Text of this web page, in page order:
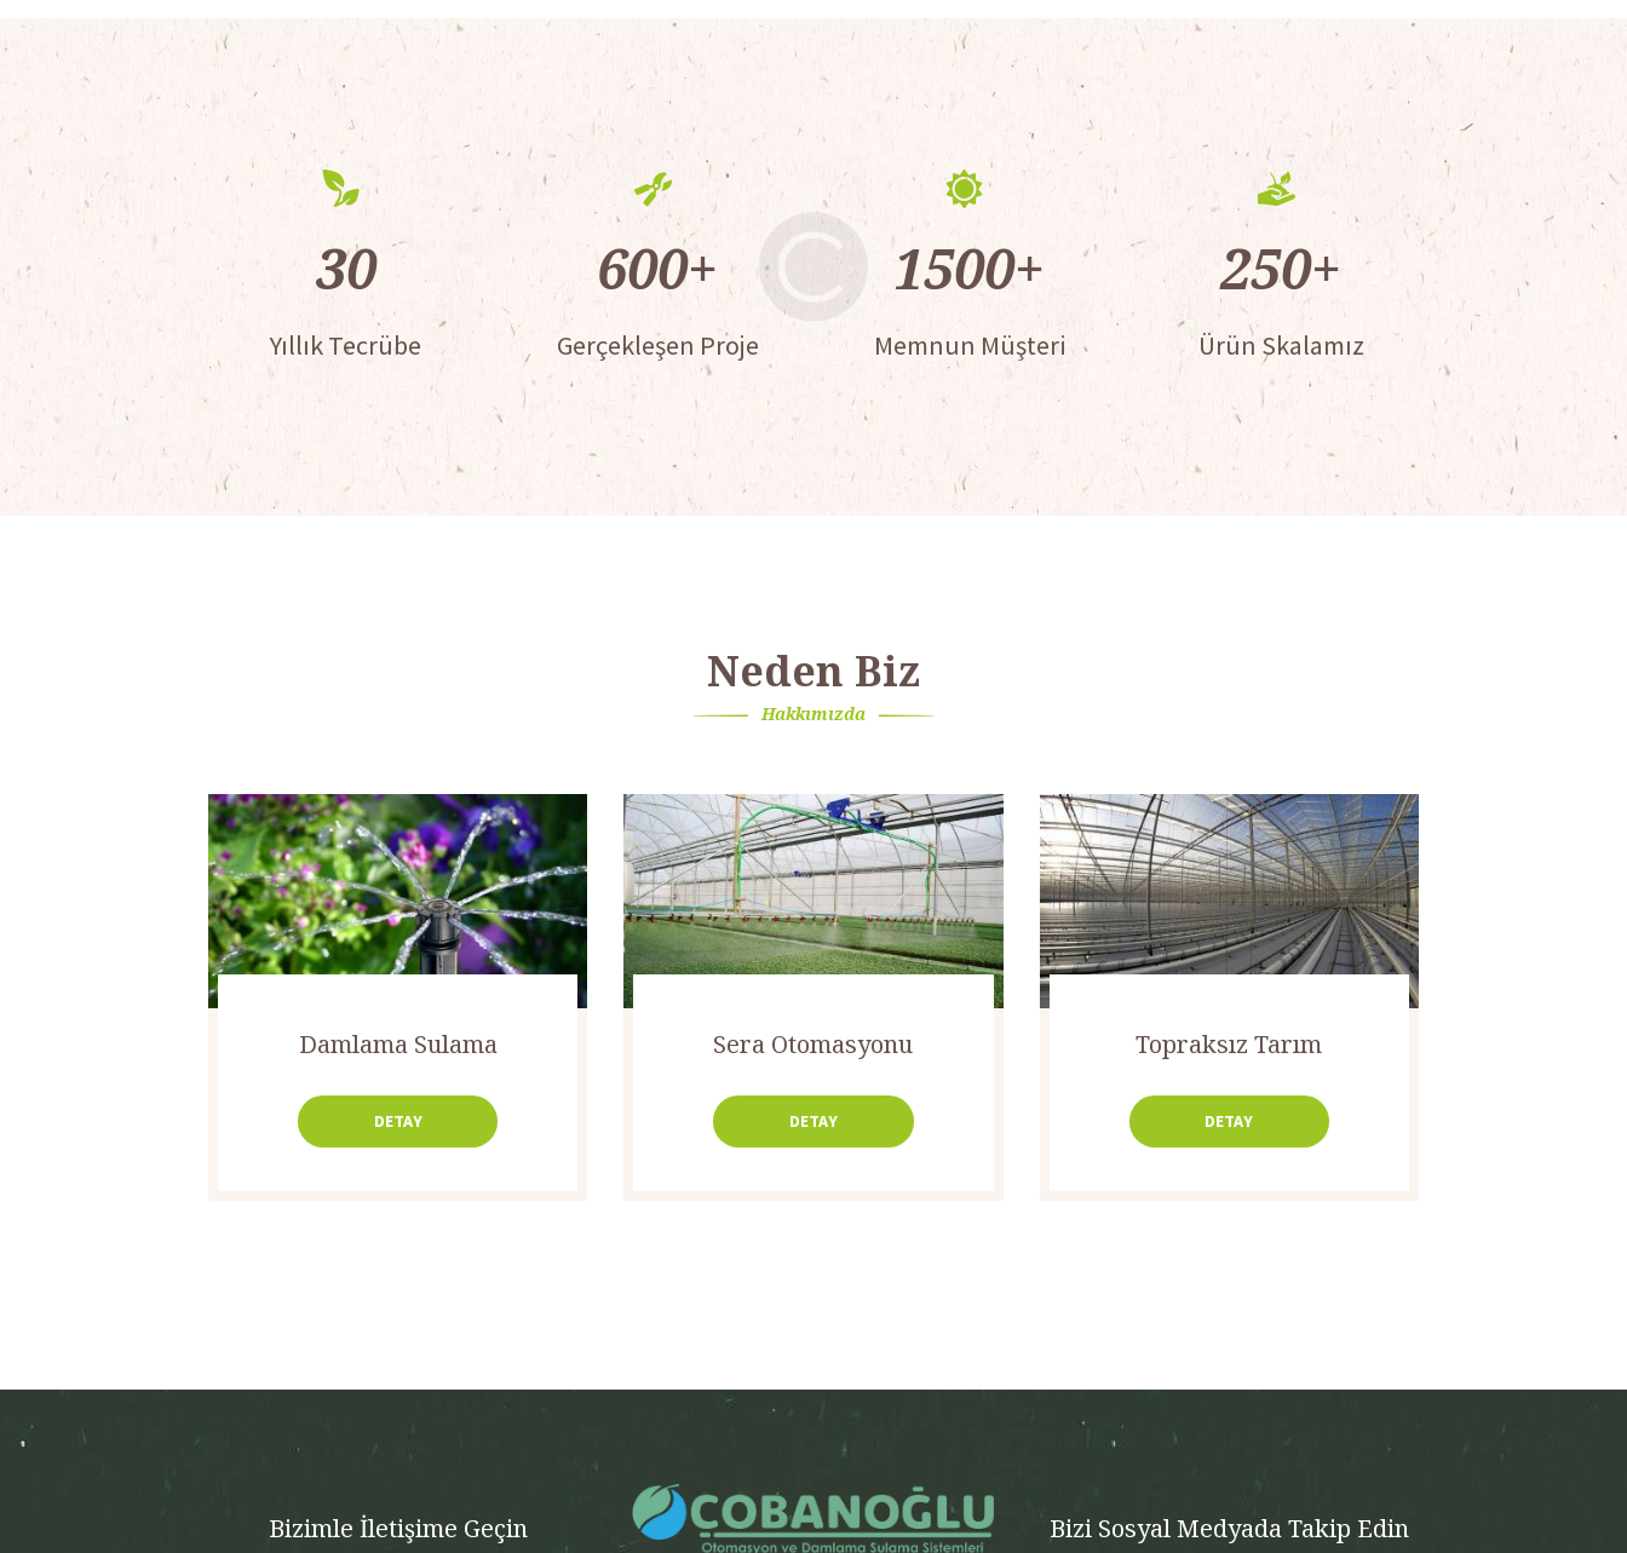
30
Yıllık Tecrübe
600+
Gerçekleşen Proje
1500+
Memnun Müşteri
250+
Ürün Skalamız
Neden Biz
Hakkımızda
Damlama Sulama
DETAY
Sera Otomasyonu
DETAY
Topraksız Tarım
DETAY
Bizimle İletişime Geçin Bizi Sosyal Medyada Takip Edin